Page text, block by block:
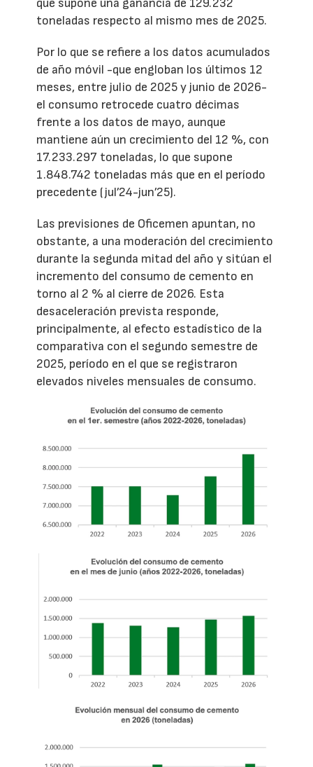
que supone una ganancia de 129.232
toneladas respecto al mismo mes de 2025.
Por lo que se refiere a los datos acumulados
de año móvil -que engloban los últimos 12
meses, entre julio de 2025 y junio de 2026-
el consumo retrocede cuatro décimas
frente a los datos de mayo, aunque
mantiene aún un crecimiento del 12 %, con
17.233.297 toneladas, lo que supone
1.848.742 toneladas más que en el período
precedente (jul’24-jun’25).
Las previsiones de Oficemen apuntan, no
obstante, a una moderación del crecimiento
durante la segunda mitad del año y sitúan el
incremento del consumo de cemento en
torno al 2 % al cierre de 2026. Esta
desaceleración prevista responde,
principalmente, al efecto estadístico de la
comparativa con el segundo semestre de
2025, período en el que se registraron
elevados niveles mensuales de consumo.